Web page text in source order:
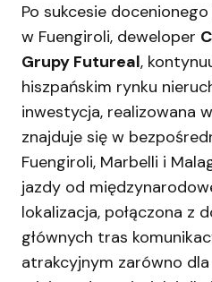
Po sukcesie
w Fuengiroli, deweloper
Grupy Futureal,
hiszpańskim rynku
inwestycja, realizowana
znajduje się w
Fuengiroli, Marbelli i
jazdy od
lokalizacja, połączona z
głównych tras
atrakcyjnym zarówno